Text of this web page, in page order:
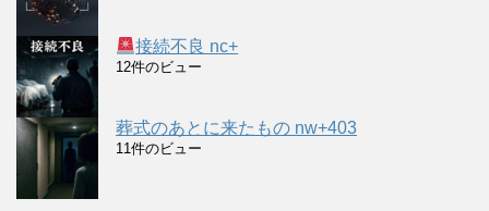
接続不良 nc+
12件のビュー
葬式のあとに来たもの nw+403
11件のビュー